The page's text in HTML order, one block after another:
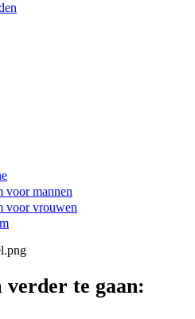
voor mannen
voor vrouwen
verder te gaan: